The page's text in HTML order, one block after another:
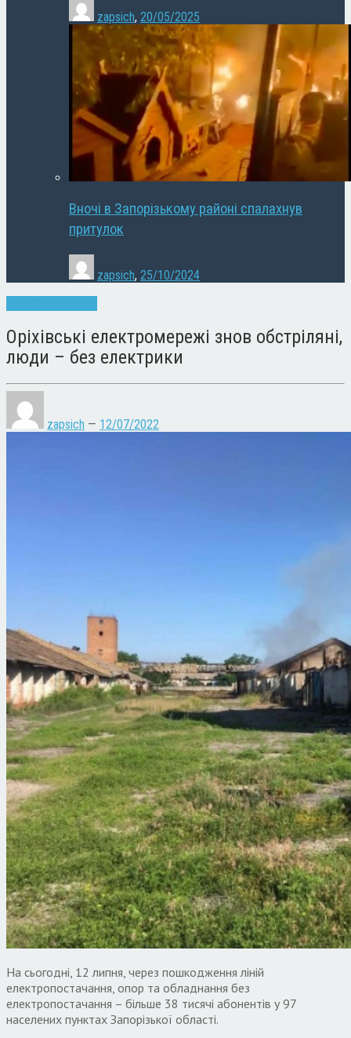
zapsich, 20/05/2025
Вночі в Запорізькому районі спалахнув
притулок
zapsich, 25/10/2024
Оріхівські електромережі знов обстріляні,
люди – без електрики
zapsich — 12/07/2022
На сьогодні, 12 липня, через пошкодження ліній
електропостачання, опор та обладнання без
електропостачання – більше 38 тисячі абонентів у 97
населених пунктах Запорізької області.